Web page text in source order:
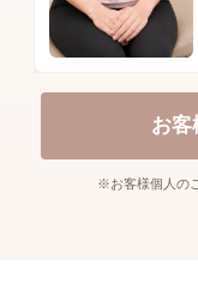
お客
※お客様個人の